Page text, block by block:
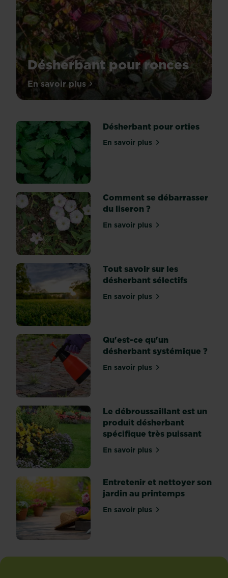
Désherbant pour ronces
Les
mauvaises
herbes
communes
en
France
et
peuvent
être
gênantes
car
elles
se
répandent
vite.
Les
pousses
grandissent
très
vite,
et
lorsqu’elles
touchent
le
sol,
elles
produisent...
En savoir plussur Désherbant pour ronces
Désherbant pour orties
En savoir plussur Désherbant pour
Comment se débarrasser
du liseron ?
En savoir plussur Comment se
Tout savoir sur les
désherbant sélectifs
En savoir plussur Tout savoir sur les
Qu'est-ce qu'un
désherbant systémique ?
En savoir plussur Qu'est-ce qu'un
Le débroussaillant est un
produit désherbant
spécifique très puissant
En savoir plussur Le débroussaillant
Entretenir et nettoyer son
jardin au printemps
En savoir plussur Entretenir et nettoyer